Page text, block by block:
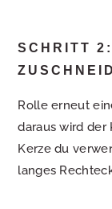
SCHRITT
Rolle erneut
daraus wird der
Kerze du
langes